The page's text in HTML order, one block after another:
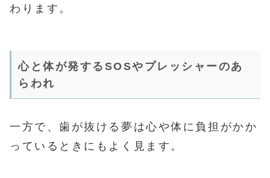
わります。
心と体が発するSOSやプレッシャーのあ
らわれ
一方で、歯が抜ける夢は心や体に負担がかか
っているときにもよく見ます。